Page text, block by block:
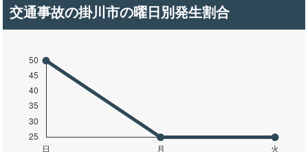
交通事故の掛川市の曜日別発生割合